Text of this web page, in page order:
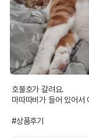
호불호가 갈려요.
마따따비가 들어 있어서
#상품후기